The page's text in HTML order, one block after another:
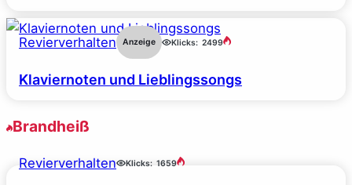
Revierverhalten Anzeige Klicks: 2499
Klaviernoten und Lieblingssongs
Brandheiß
Revierverhalten Klicks: 1659